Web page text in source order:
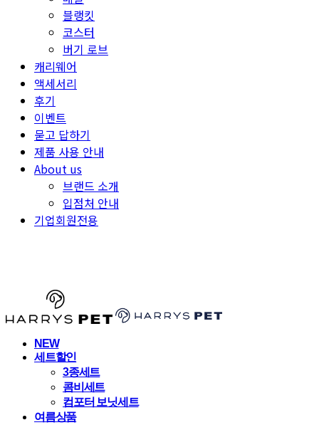
블랭킷
코스터
버기 로브
캐리웨어
액세서리
후기
이벤트
묻고 답하기
제품 사용 안내
About us
브랜드 소개
입점처 안내
기업회원전용
NEW
세트할인
3종세트
콤비세트
컴포터 보닛세트
여름상품